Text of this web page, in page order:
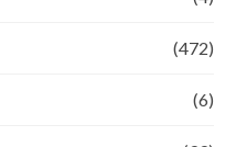
(472)
(6)